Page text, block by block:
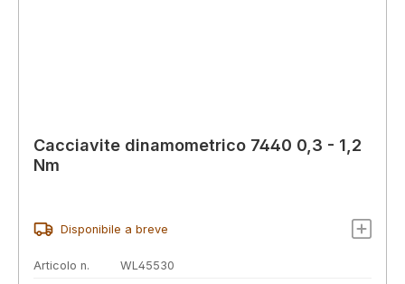
Cacciavite dinamometrico 7440 0,3 - 1,2
Nm
Disponibile a breve
Articolo n.
WL45530